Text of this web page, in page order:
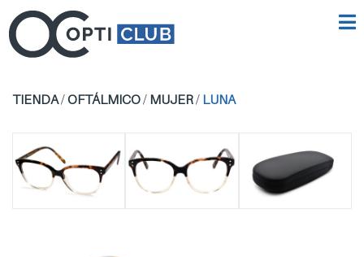
TIENDA/OFTÁLMICO/ MUJER/ LUNA